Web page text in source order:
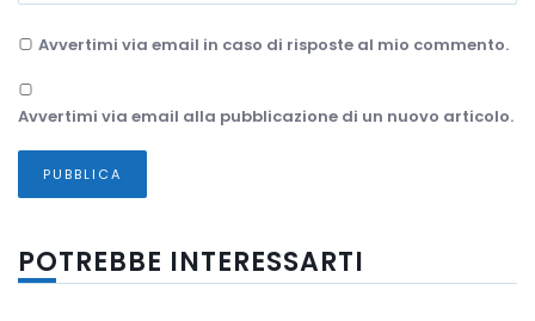
Avvertimi via email in caso di risposte al mio commento.
Avvertimi via email alla pubblicazione di un nuovo articolo.
POTREBBE INTERESSARTI